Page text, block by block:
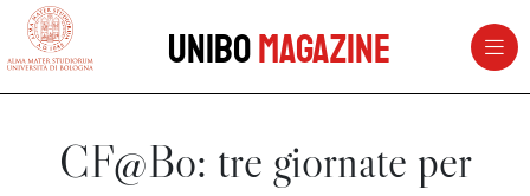
vai al contenuto della pagina
UniboMagazine
CF@Bo: tre giornate per